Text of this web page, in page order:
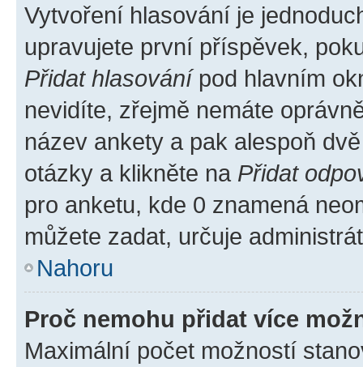
Vytvoření hlasování je
upravujete první příspěvek,
Přidat hlasovánípod hlavním
nevidíte, zřejmě nemáte
název ankety a pak alespoň
otázky a klikněte na Přidat
pro anketu, kde 0 znamená
můžete zadat, určuje
Nahoru
Proč nemohu přidat více
Maximální počet možností